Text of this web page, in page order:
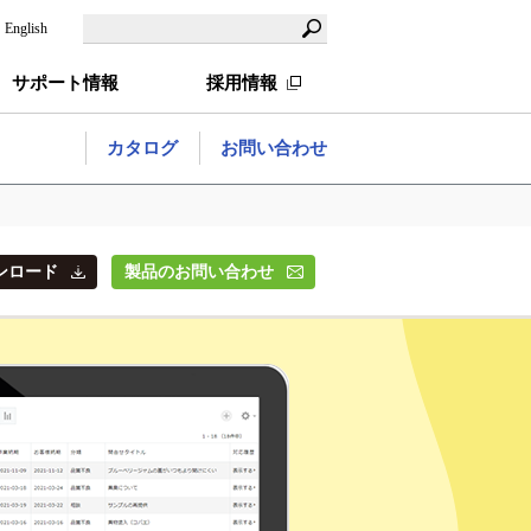
English
サポート情報 採用情報
カタログ お問い合わせ
ロード 製品のお問い合わせ